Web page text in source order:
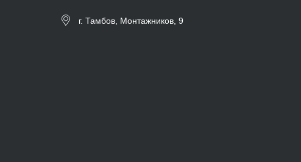
г. Тамбов, Монтажников, 9